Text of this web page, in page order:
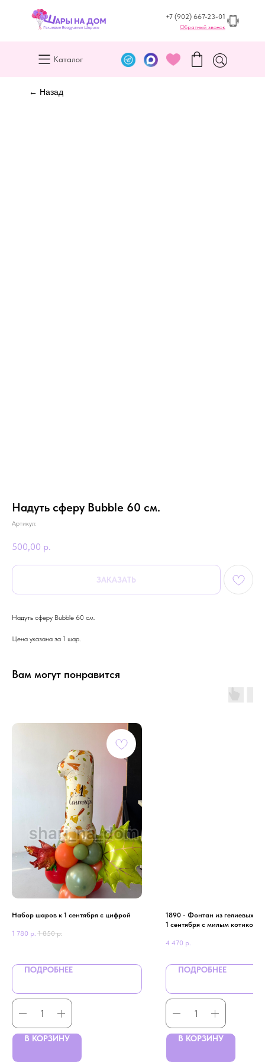
+7 (902) 667-23-01
Обратный звонок
Каталог
← Назад
Надуть сферу Bubble 60 см.
Артикул:
500,00 р.
ЗАКАЗАТЬ
Надуть сферу Bubble 60 см.
Цена указана за 1 шар.
Вам могут понравится
Набор шаров к 1 сентября с цифрой
1 780 р. 1 850 р.
ПОДРОБНЕЕ
В КОРЗИНУ
1890 - Фонтан из гелиевых
1 сентября с милым котиком
4 470 р.
ПОДРОБНЕЕ
В КОРЗИНУ